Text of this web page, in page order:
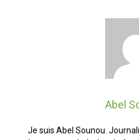
Abel
Je suis Abel Sounou.